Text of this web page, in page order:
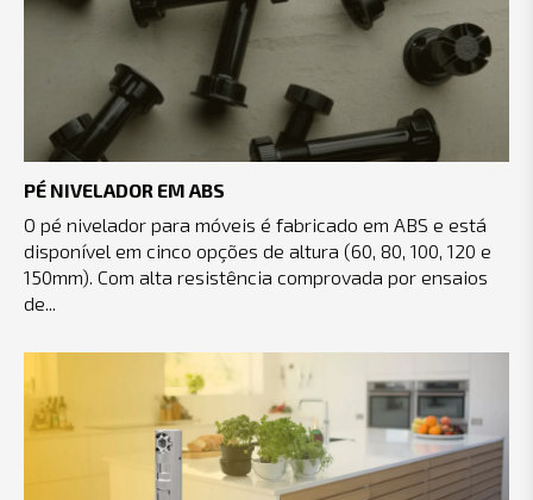
PÉ NIVELADOR EM ABS
O pé nivelador para móveis é fabricado em ABS e está
disponível em cinco opções de altura (60, 80, 100, 120 e
150mm). Com alta resistência comprovada por ensaios
de...